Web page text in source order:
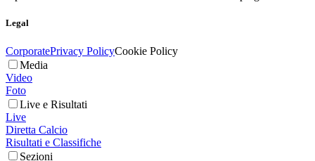
Legal
CorporatePrivacy PolicyCookie Policy
Media
Video
Foto
Live e Risultati
Live
Diretta Calcio
Risultati e Classifiche
Sezioni